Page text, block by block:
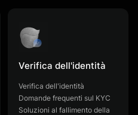
Verifica dell'identità
Verifica dell'identità
Domande frequenti sul KYC
Soluzioni al fallimento della